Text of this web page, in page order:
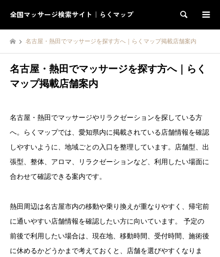
全国マッサージ検索サイト｜らくマップ 検索
名古屋・熱田でマッサージを探す方へ｜らくマップ掲載店舗案内
名古屋・熱田でマッサージを探す方へ｜らく
マップ掲載店舗案内
名古屋・熱田でマッサージやリラクゼーションを探している方
へ。らくマップでは、愛知県内に掲載されている店舗情報を確認
しやすいように、地域ごとの入口を整理しています。店舗型、出
張型、整体、アロマ、リラクゼーションなど、利用したい場面に
合わせて確認できる案内です。
熱田周辺は名古屋市内の移動や乗り換えが重なりやすく、帰宅前
に通いやすい店舗情報を確認したい方に向いています。 予定の
前後で利用したい場合は、現在地、移動時間、受付時間、施術後
に休めるかどうかまで考えておくと、店舗を選びやすくなりま